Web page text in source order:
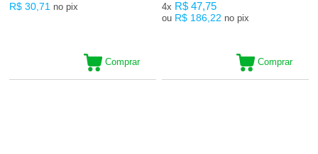
R$ 30,71 no pix
Comprar
4x R$ 47,75
ou R$ 186,22 no pix
Comprar